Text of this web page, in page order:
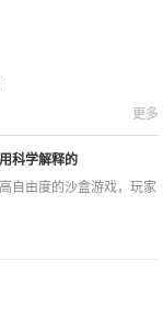
更多
科学解释的
自由度的沙盒游戏，玩家